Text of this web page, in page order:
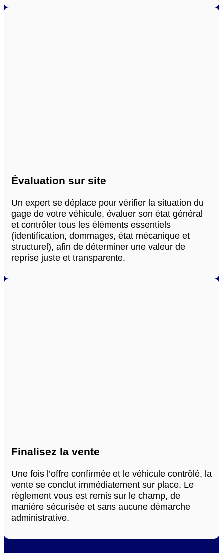
Évaluation sur site
Un expert se déplace pour vérifier la situation du
gage de votre véhicule, évaluer son état général
et contrôler tous les éléments essentiels
(identification, dommages, état mécanique et
structurel), afin de déterminer une valeur de
reprise juste et transparente.
Finalisez la vente
Une fois l’offre confirmée et le véhicule contrôlé, la
vente se conclut immédiatement sur place. Le
règlement vous est remis sur le champ, de
manière sécurisée et sans aucune démarche
administrative.